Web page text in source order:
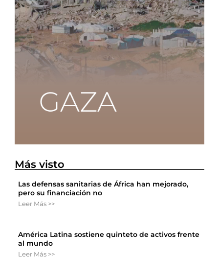
Más visto
Las defensas sanitarias de África han mejorado,
pero su financiación no
Leer Más >>
América Latina sostiene quinteto de activos frente
al mundo
Leer Más >>